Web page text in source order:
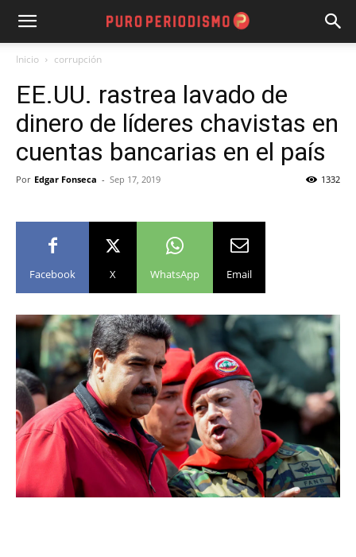
Inicio corrupción
EE.UU. rastrea lavado de
dinero de líderes chavistas en
cuentas bancarias en el país
Por Edgar Fonseca - Sep 17, 2019 1332
Facebook X WhatsApp Email